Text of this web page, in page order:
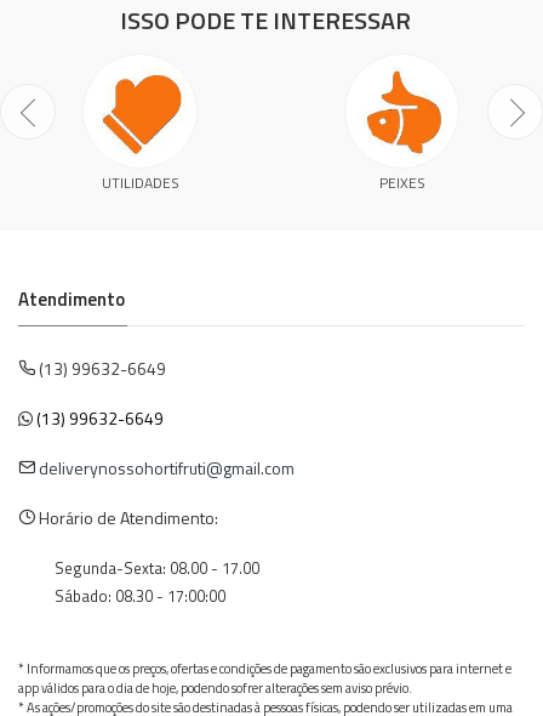
ISSO PODE TE INTERESSAR
UTILIDADES PEIXES
Atendimento
(13) 99632-6649
(13) 99632-6649
deliverynossohortifruti@gmail.com
Horário de Atendimento:
Segunda-Sexta: 08.00 - 17.00
Sábado: 08.30 - 17:00:00
* Informamos que os preços, ofertas e condições de pagamento são exclusivos para internet e
app válidos para o dia de hoje, podendo sofrer alterações sem aviso prévio.
* As ações/promoções do site são destinadas à pessoas físicas, podendo ser utilizadas em uma